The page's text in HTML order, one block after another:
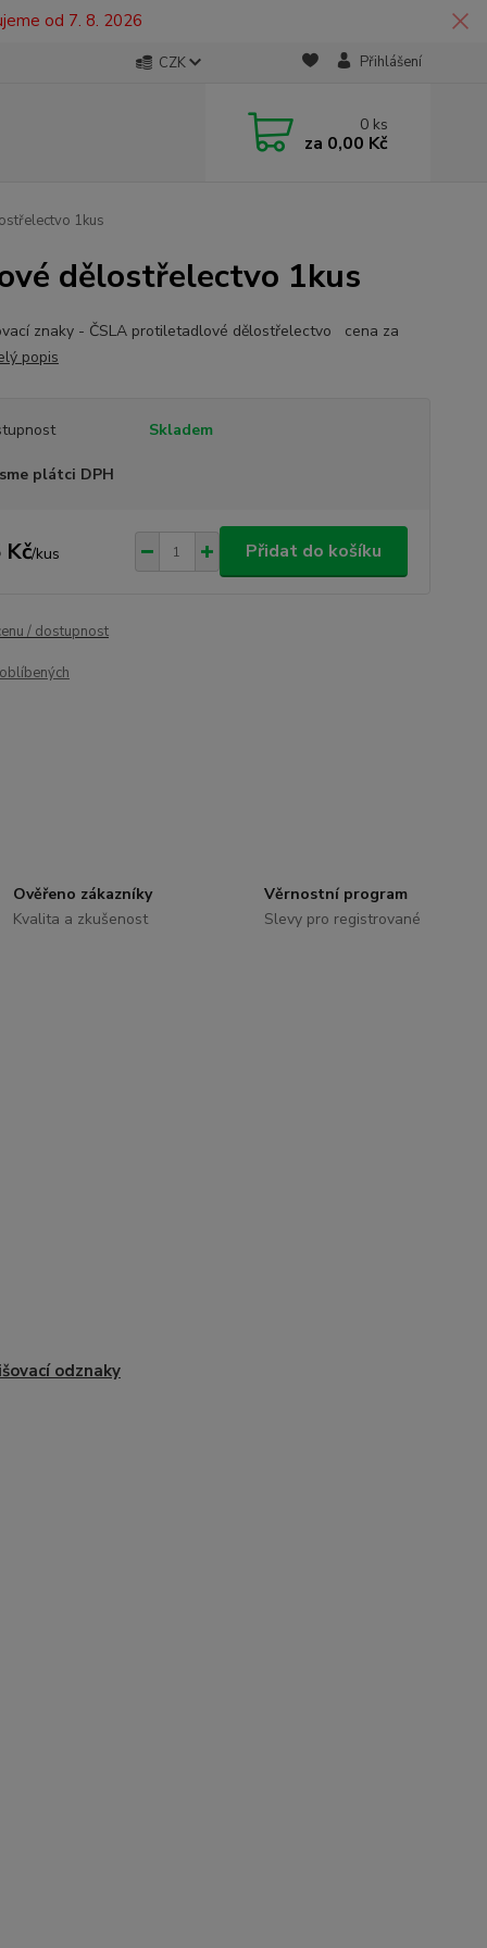
od 7. 8. 2026
CZK Přihlášení
0 ks
za 0,00 Kč
1kus
dělostřelectvo 1kus
znaky - ČSLA protiletadlové dělostřelectvo cena za
popis
Skladem
plátci DPH
Kč/kus Přidat do košíku
/ dostupnost
Ověřeno zákazníky
Kvalita a zkušenost
Věrnostní program
Slevy pro registrované
odznaky